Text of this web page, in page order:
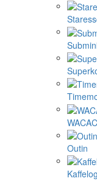
Outin